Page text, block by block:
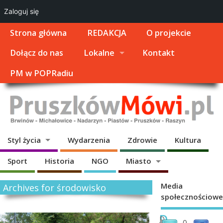
Strona główna REDAKCJA
O projekcie
Dołącz do nas
Lokalne
Kontakt
PM w POPRadiu
Styl życia Wydarzenia Zdrowie Kultura
Sport Historia NGO Miasto
Archives for środowisko
D
D
Media
społecznościowe
Zaloguj się